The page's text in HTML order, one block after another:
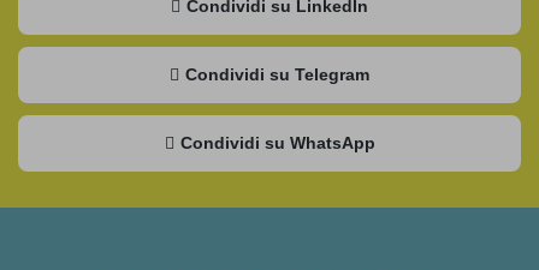
Condividi su LinkedIn
Condividi su Telegram
Condividi su WhatsApp